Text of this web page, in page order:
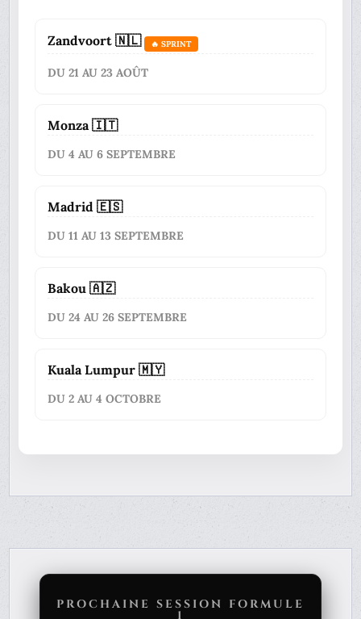
Zandvoort 🇳🇱 🔥 SPRINT
DU 21 AU 23 AOÛT
Monza 🇮🇹
DU 4 AU 6 SEPTEMBRE
Madrid 🇪🇸
DU 11 AU 13 SEPTEMBRE
Bakou 🇦🇿
DU 24 AU 26 SEPTEMBRE
Kuala Lumpur 🇲🇾
DU 2 AU 4 OCTOBRE
PROCHAINE SESSION FORMULE
1